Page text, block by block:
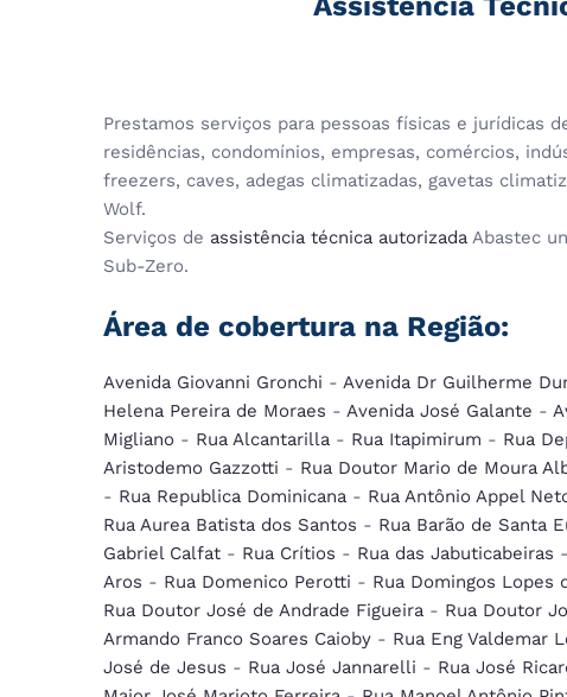
Prestamos serviços para pessoas físicas e jurídicas
residências, condomínios, empresas, comércios,
freezers, caves, adegas climatizadas, gavetas
Wolf.
Serviços de assistência técnica autorizada Abastec
Sub-Zero.
Área de cobertura na Região:
Avenida Giovanni Gronchi - Avenida Dr Guilherme
Helena Pereira de Moraes - Avenida José Galante -
Migliano - Rua Alcantarilla - Rua Itapimirum - Rua
Aristodemo Gazzotti - Rua Doutor Mario de Moura
- Rua Republica Dominicana - Rua Antônio Appel
Rua Aurea Batista dos Santos - Rua Barão de Santa
Gabriel Calfat - Rua Crítios - Rua das Jabuticabeiras -
Aros - Rua Domenico Perotti - Rua Domingos Lopes
Rua Doutor José de Andrade Figueira - Rua Doutor
Armando Franco Soares Caioby - Rua Eng Valdemar
José de Jesus - Rua José Jannarelli - Rua José